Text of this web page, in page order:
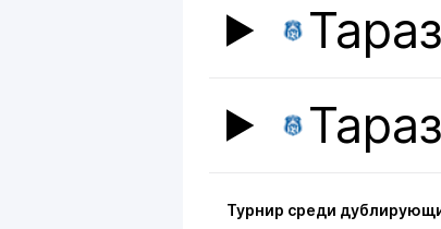
Тараз
Тараз
Турнир среди